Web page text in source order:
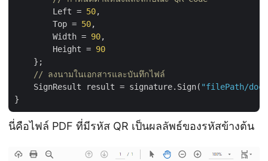
        Left =
50,
        Top =
50,
        Width =
90,
        Height =
90
    };
// ลงนามในเอกสารและบันทึกไฟล์
    SignResult result = signature.Sign(
"filePath/
นี่คือไฟล์ PDF ที่มีรหัส QR เป็นผลลัพธ์ของรหัสข้างต้น